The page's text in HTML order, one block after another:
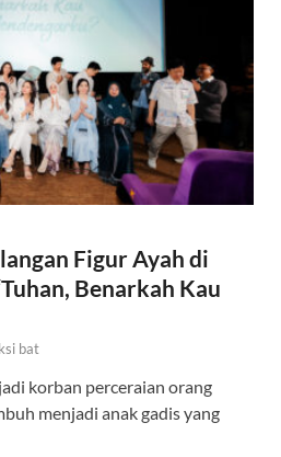
Figur Ayah di
Benarkah Kau
bat
korban perceraian orang
menjadi anak gadis yang